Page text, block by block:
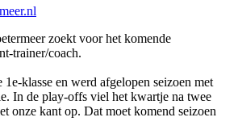
zoekt voor het komende
trainer/coach.
klasse en werd afgelopen seizoen met
In de play-offs viel het kwartje na twee
onze kant op. Dat moet komend seizoen